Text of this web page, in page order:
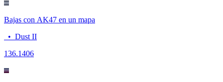
Bajas con AK47 en un mapa
• Dust II
136.1406